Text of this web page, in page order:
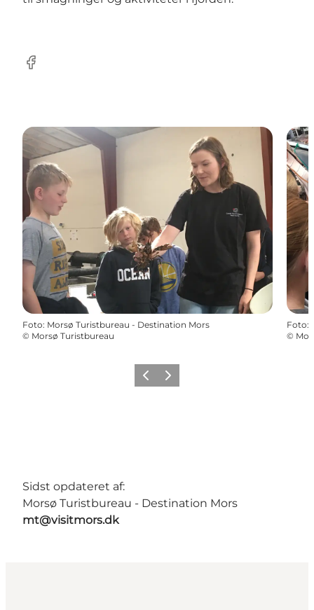
Facebook
Foto: Morsø Turistbureau - Destination Mors
© Morsø Turistbureau
Foto:
©
Forrige billede
Næste billede
Sidst opdateret af:
Morsø Turistbureau - Destination Mors
mt@visitmors.dk